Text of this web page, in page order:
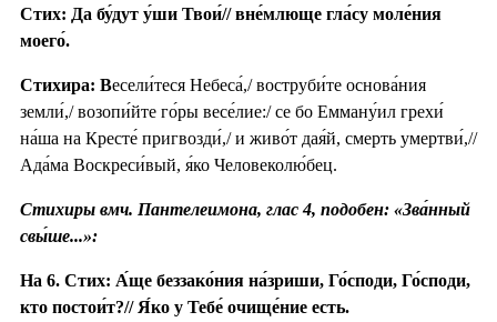
Стих: Да бу́дут у́ши Твои́// вне́млюще гла́су моле́ния
моего́.
Стихира: Весели́теся Небеса́,/ воструби́те основа́ния
земли́,/ возопи́йте го́ры весе́лие:/ се бо Емману́ил грехи́
на́ша на Кресте́ пригвозди́,/ и живо́т дая́й, смерть умертви́,//
Ада́ма Воскреси́вый, я́ко Человеколю́бец.
Стихиры вмч. Пантелеимона, глас 4, подобен: «Зва́нный
свы́ше...»:
На 6. Стих: А́ще беззако́ния на́зриши, Го́споди, Го́споди,
кто постои́т?// Я́ко у Тебе́ очище́ние есть.